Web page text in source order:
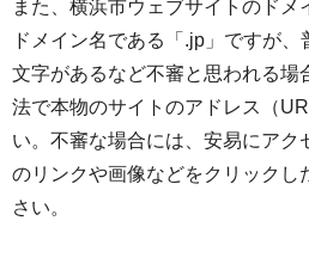
また、横浜市ウェブサイトのド
ドメイン名である「.jp」ですが
文字があるなど不審と思われる場
法で本物のサイトのアドレス（
い。不審な場合には、安易にアク
のリンクや画像などをクリックし
さい。